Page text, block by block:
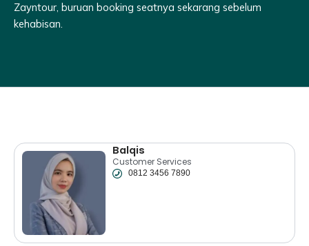
Zayntour, buruan booking seatnya sekarang sebelum
kehabisan.
Balqis
Customer Services
0812 3456 7890